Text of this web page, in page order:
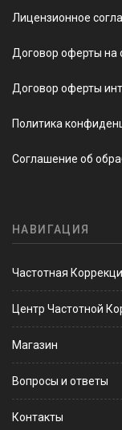
Лицензионное
Договор оферты на
Договор оферты
Политика
Соглашение об
НАВИГАЦИЯ
Частотная
Центр Частотной
Магазин
Вопросы и ответы
Контакты